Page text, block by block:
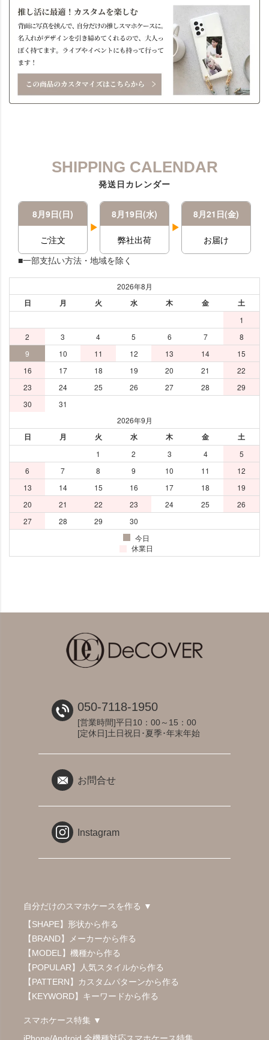
SHIPPING CALENDAR
発送日カレンダー
050-7118-1950
[営業時間]平日10：00～15：00
[定休日]土日祝日･夏季･年末年始
お問合せ
Instagram
自分だけのスマホケースを作る ▼
【SHAPE】形状から作る
【BRAND】メーカーから作る
【MODEL】機種から作る
【POPULAR】人気スタイルから作る
【PATTERN】カスタムパターンから作る
【KEYWORD】キーワードから作る
スマホケース特集 ▼